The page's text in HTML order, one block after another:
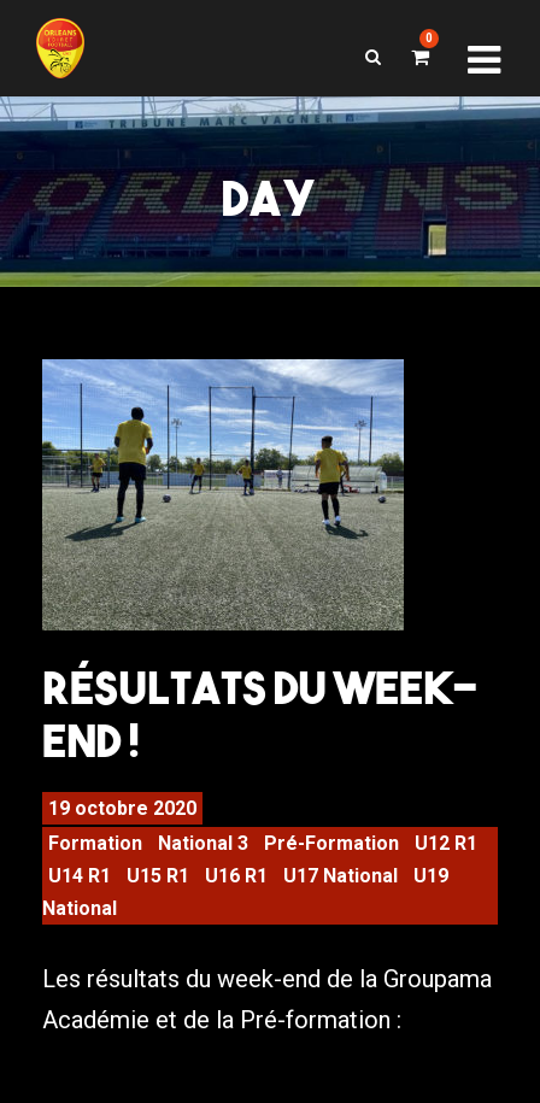
0
DAY
Résultats du week-
end !
19 octobre 2020
Formation
National 3 Pré-Formation
U12 R1
U14 R1
U15 R1 U16 R1 U17 National
U19
National
Les résultats du week-end de la Groupama
Académie et de la Pré-formation :